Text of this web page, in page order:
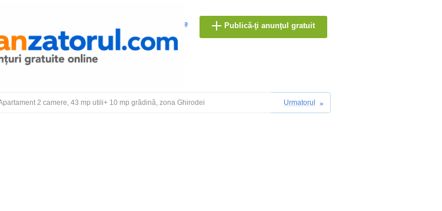
Autentificare Publică-ţi anunţul gratuit
Urmatorul
2 camere, 43 mp utili+ 10 mp grădină, zona Ghirodei